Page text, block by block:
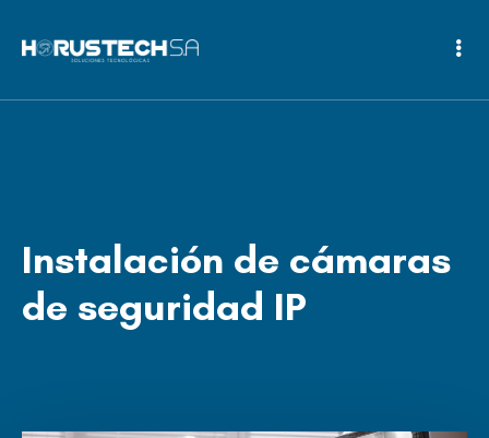
Instalación de cámaras
de seguridad IP